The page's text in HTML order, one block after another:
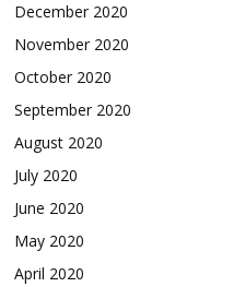
December 2020
November 2020
October 2020
September 2020
August 2020
July 2020
June 2020
May 2020
April 2020